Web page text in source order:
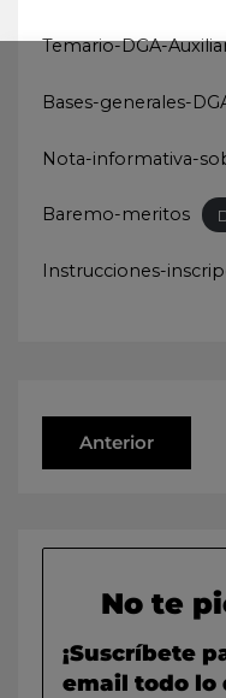
Temario-DGA-
Bases-generales-
Nota-informativa-
Baremo-meritos
Instrucciones-
Anterior
No te
¡Suscríbete
email todo lo